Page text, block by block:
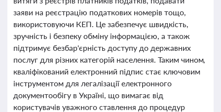
заяви на реєстрацію податкових номерів тощо,
використовуючи КЕП. Це забезпечує швидкість,
зручність і безпеку обміну інформацією, а також
підтримує безбар'єрність доступу до державних
послуг для різних категорій населення. Таким чином,
кваліфікований електронний підпис стає ключовим
інструментом для легалізації електронного
документообігу в Україні, що вимагає від
користувачів уважного ставлення до процедур